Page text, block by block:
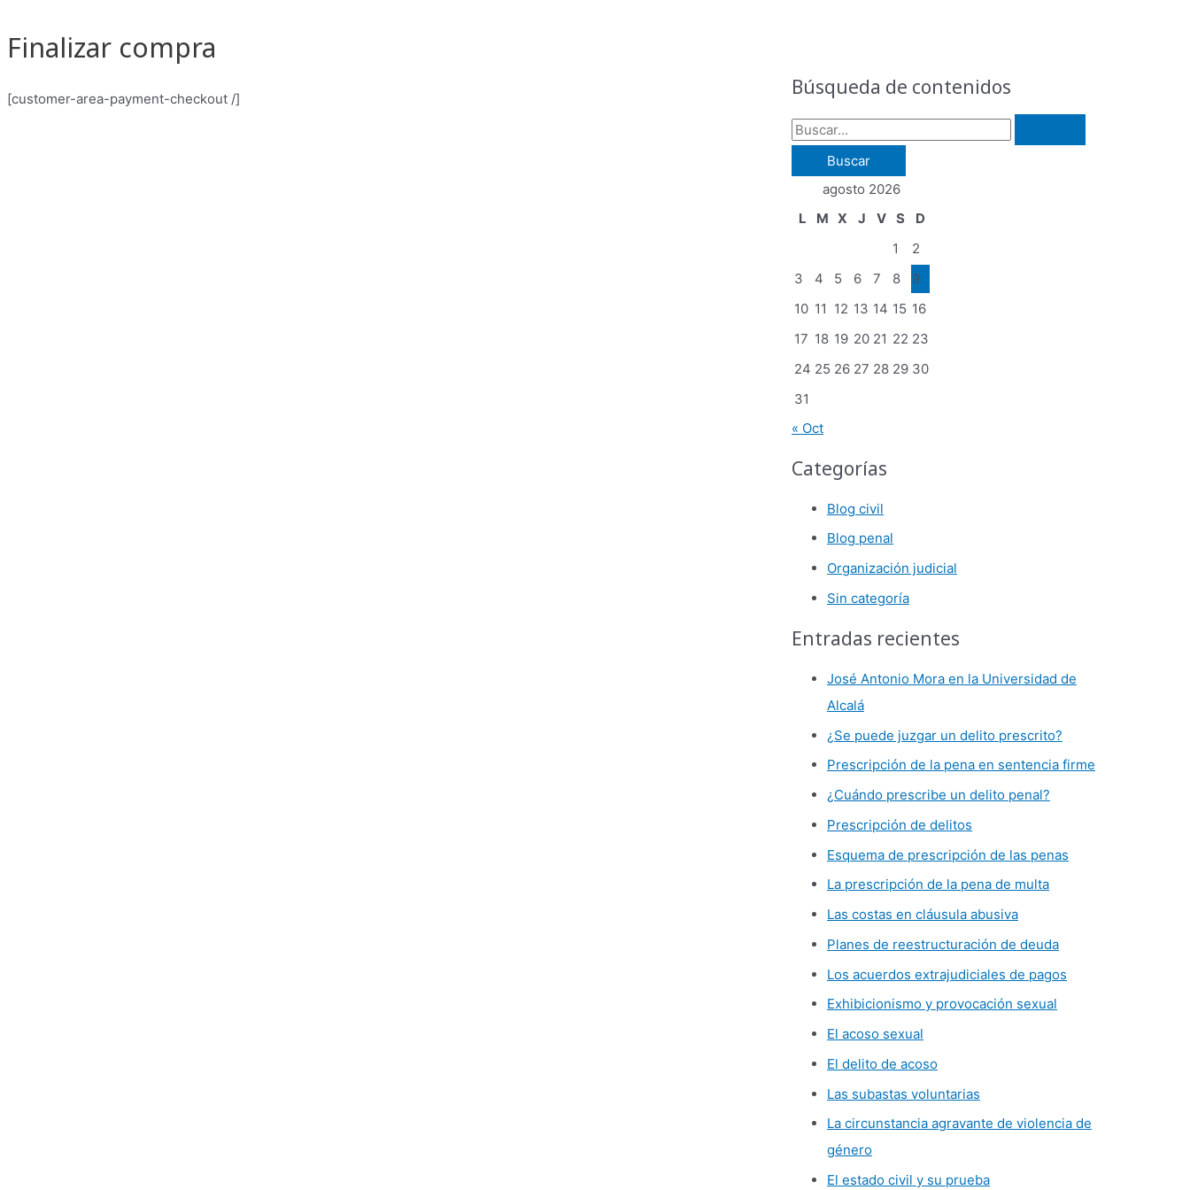
contenido
Finalizar compra
[customer-area-payment-checkout /] Búsqueda de contenidos
c
a
r
agosto 2026
L
M X J V S
D
1
2
3
4 5 6 7 8
9
10 11 12 13 14 15 16
17 18 19 20 21 22 23
24 25 26 27 28 29 30
31
« Oct
Categorías
Blog civil
Blog penal
Organización judicial
Sin categoría
Entradas recientes
José Antonio Mora en la Universidad de
Alcalá
¿Se puede juzgar un delito prescrito?
Prescripción de la pena en sentencia firme
¿Cuándo prescribe un delito penal?
Prescripción de delitos
Esquema de prescripción de las penas
La prescripción de la pena de multa
Las costas en cláusula abusiva
Planes de reestructuración de deuda
Los acuerdos extrajudiciales de pagos
Exhibicionismo y provocación sexual
El acoso sexual
El delito de acoso
Las subastas voluntarias
La circunstancia agravante de violencia de
género
El estado civil y su prueba